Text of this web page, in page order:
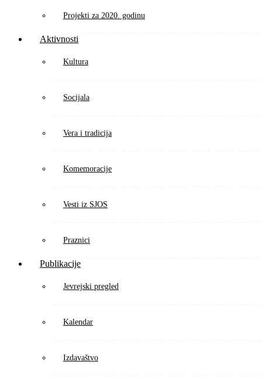
Projekti za 2020. godinu
Aktivnosti
Kultura
Socijala
Vera i tradicija
Komemoracije
Vesti iz SJOS
Praznici
Publikacije
Jevrejski pregled
Kalendar
Izdavaštvo